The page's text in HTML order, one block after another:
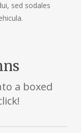
sed sodales
a boxed